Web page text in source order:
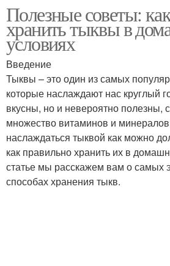
длительного хранения
Хранения в квартире
Полезные советы:
хранить тыквы в
условиях
Введение
Тыквы – это один из самых
которые наслаждают нас круглый
вкусны, но и невероятно полезны,
множество витаминов и
наслаждаться тыквой как можно
как правильно хранить их в
статье мы расскажем вам о самых
способах хранения тыкв.